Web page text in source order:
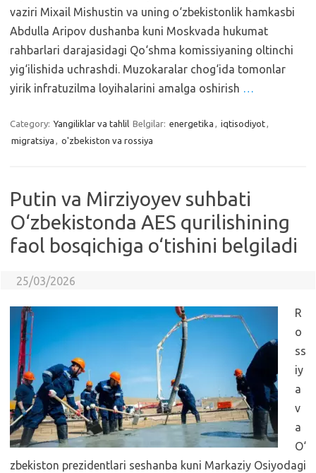
vaziri Mixail Mishustin va uning o‘zbekistonlik hamkasbi
Abdulla Aripov dushanba kuni Moskvada hukumat
rahbarlari darajasidagi Qo‘shma komissiyaning oltinchi
yig‘ilishida uchrashdi. Muzokaralar chog‘ida tomonlar
yirik infratuzilma loyihalarini amalga oshirish …
Category: Yangiliklar va tahlil Belgilar: energetika , iqtisodiyot,
migratsiya , o'zbekiston va rossiya
Putin va Mirziyoyev suhbati
O‘zbekistonda AES qurilishining
faol bosqichiga o‘tishini belgiladi
25/03/2026
R
o
ss
iy
a
v
a
O‘
zbekiston prezidentlari seshanba kuni Markaziy Osiyodagi